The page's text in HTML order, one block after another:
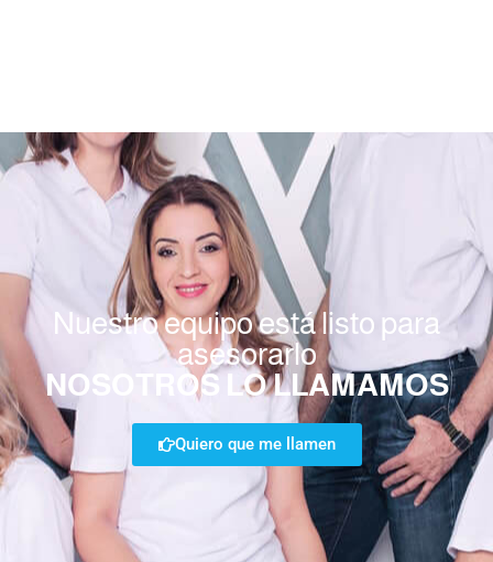
Nuestro equipo está listo para
asesorarlo
NOSOTROS LO LLAMAMOS
Quiero que me llamen